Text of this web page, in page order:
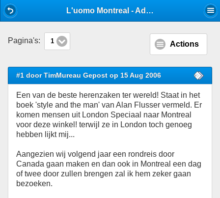
L'uomo Montreal - Adresboek - Stijlforum
Pagina's: 1 Actions
#1 door TimMureau Gepost op 15 Aug 2006
Een van de beste herenzaken ter wereld! Staat in het
boek 'style and the man' van Alan Flusser vermeld. Er
komen mensen uit London Speciaal naar Montreal
voor deze winkel! terwijl ze in London toch genoeg
hebben lijkt mij...
Aangezien wij volgend jaar een rondreis door
Canada gaan maken en dan ook in Montreal een dag
of twee door zullen brengen zal ik hem zeker gaan
bezoeken.